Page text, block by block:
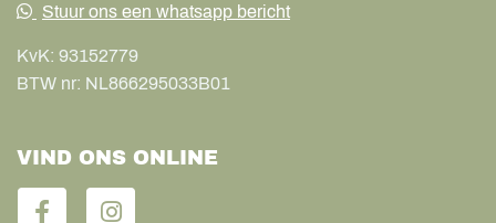
Stuur ons een whatsapp bericht
KvK: 93152779
BTW nr: NL866295033B01
VIND ONS ONLINE